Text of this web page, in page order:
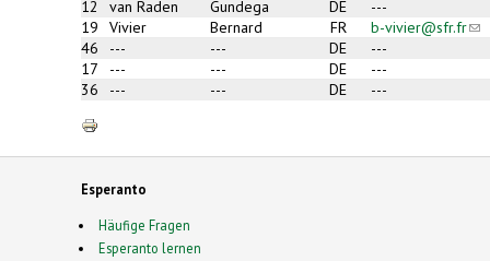
12 van Raden Gundega DE
---
19
Vivier Bernard FR b-vivier@sfr.fr
46 --- --- DE
---
17
--- --- DE
---
36
--- --- DE ---
Esperanto
Häufige Fragen
Esperanto lernen